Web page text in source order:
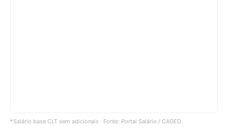
*Salário base CLT sem adicionais · Fonte: Portal Salário / CAGED